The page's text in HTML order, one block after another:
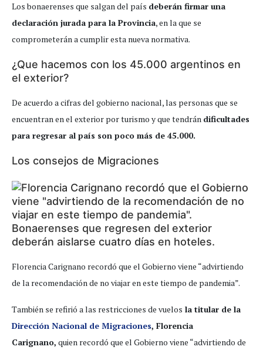
Los bonaerenses que salgan del país deberán firmar una
declaración jurada para la Provincia, en la que se
comprometerán a cumplir esta nueva normativa.
¿Que hacemos con los 45.000 argentinos en
el exterior?
De acuerdo a cifras del gobierno nacional, las personas que se
encuentran en el exterior por turismo y que tendrán dificultades
para regresar al país son poco más de 45.000.
Los consejos de Migraciones
Bonaerenses que regresen del exterior
deberán aislarse cuatro días en hoteles.
Florencia Carignano recordó que el Gobierno viene “advirtiendo
de la recomendación de no viajar en este tiempo de pandemia”.
También se refirió a las restricciones de vuelos la titular de la
Dirección Nacional de Migraciones, Florencia
Carignano, quien recordó que el Gobierno viene “advirtiendo de